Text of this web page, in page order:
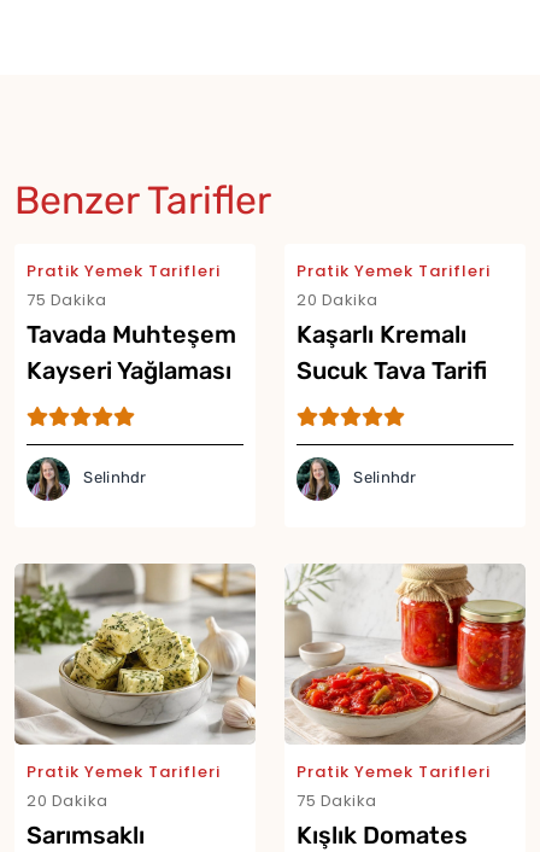
Benzer Tarifler
Pratik Yemek Tarifleri
75 Dakika
Tavada Muhteşem
Kayseri Yağlaması
Tarifi
Selinhdr
Pratik Yemek Tarifleri
20 Dakika
Kaşarlı Kremalı
Sucuk Tava Tarifi
Selinhdr
Pratik Yemek Tarifleri
20 Dakika
Sarımsaklı
Pratik Yemek Tarifleri
75 Dakika
Kışlık Domates